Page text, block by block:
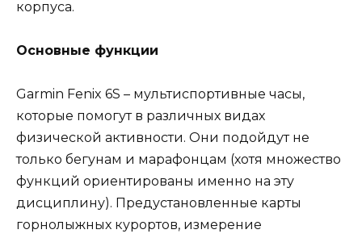
корпуса.
Основные функции
Garmin Fenix 6S – мультиспортивные часы,
которые помогут в различных видах
физической активности. Они подойдут не
только бегунам и марафонцам (хотя множество
функций ориентированы именно на эту
дисциплину). Предустановленные карты
горнолыжных курортов, измерение